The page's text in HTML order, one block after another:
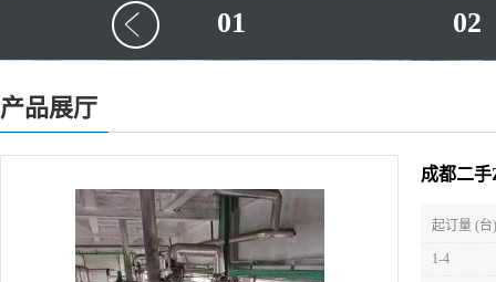
01 02
产品展厅
成都二手
起订量 (台)
1-4